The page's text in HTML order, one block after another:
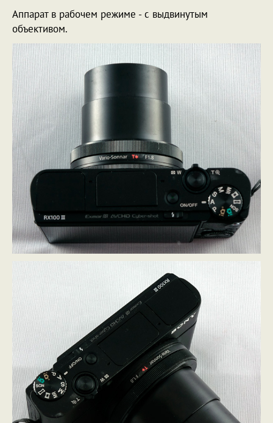
Аппарат в рабочем режиме - с выдвинутым
объективом.